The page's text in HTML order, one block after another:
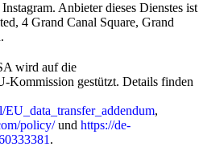
Anbieter dieses Dienstes ist
4 Grand Canal Square, Grand
wird auf die
Kommission gestützt. Details finden
,
policy/und https://de-
.